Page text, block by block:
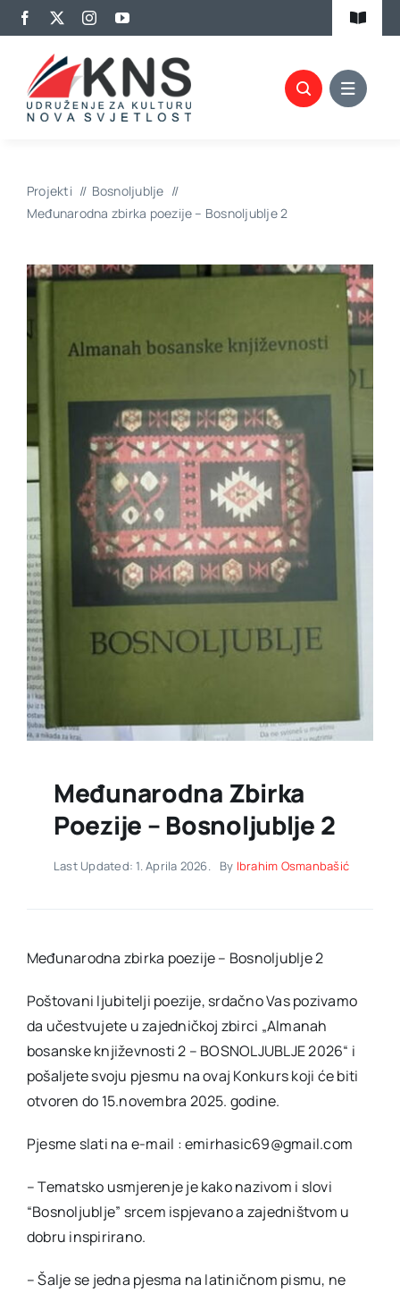
Skip
to
content
Toggle
Kalendar aktivnosti
Članovi KNS-a
Biblioteka
Projekti
Bosnoljublje
Međunarodna zbirka poezije – Bosnoljublje 2
Međunarodna Zbirka
Poezije – Bosnoljublje 2
Last Updated: 1. Aprila 2026. By Ibrahim Osmanbašić
Međunarodna zbirka poezije – Bosnoljublje 2
Poštovani ljubitelji poezije, srdačno Vas pozivamo
da učestvujete u zajedničkoj zbirci „Almanah
bosanske književnosti 2 – BOSNOLJUBLJE 2026“ i
pošaljete svoju pjesmu na ovaj Konkurs koji će biti
otvoren do 15.novembra 2025. godine.
Pjesme slati na e-mail : emirhasic69@gmail.com
– Tematsko usmjerenje je kako nazivom i slovi
“Bosnoljublje” srcem ispjevano a zajedništvom u
dobru inspirirano.
– Šalje se jedna pjesma na latiničnom pismu, ne